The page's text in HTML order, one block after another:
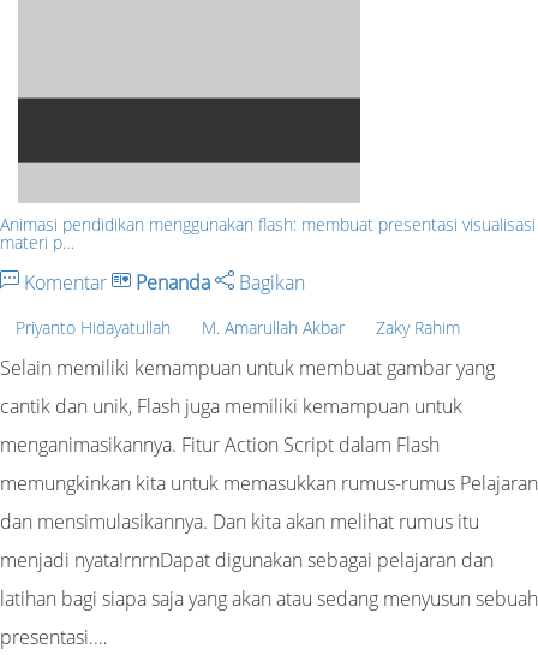
Animasi pendidikan menggunakan flash: membuat presentasi visualisasi
materi p…
Komentar Penanda Bagikan
Priyanto Hidayatullah M. Amarullah Akbar Zaky Rahim
Selain memiliki kemampuan untuk membuat gambar yang
cantik dan unik, Flash juga memiliki kemampuan untuk
menganimasikannya. Fitur Action Script dalam Flash
memungkinkan kita untuk memasukkan rumus-rumus Pelajaran
dan mensimulasikannya. Dan kita akan melihat rumus itu
menjadi nyata!rnrnDapat digunakan sebagai pelajaran dan
latihan bagi siapa saja yang akan atau sedang menyusun sebuah
presentasi.…